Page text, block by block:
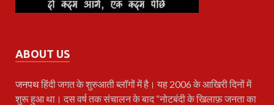
ABOUT US
जनपथहिंदी जगत के शुरुआती ब्लॉगों में है। यह 2006 के आखिरी दिनों में
शुरू हुआ था। दस वर्ष तक संचालन के बाद “नोटबंदी के खिलाफ़ जनता का